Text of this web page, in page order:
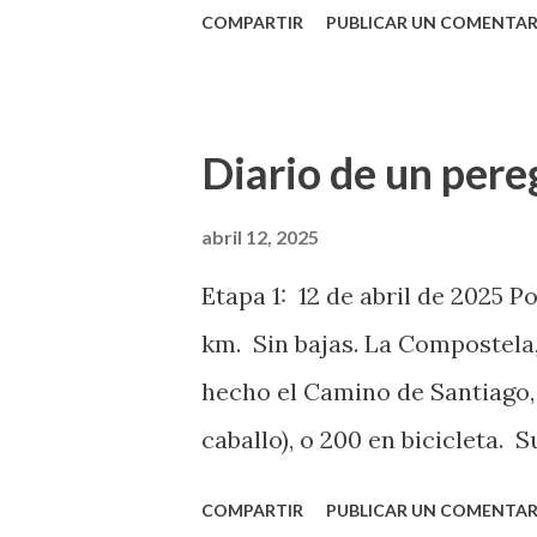
nacionalidades, y de algunas
igual que de muchos
un simpático catalán que me
sus viajes de jubilado en
rebasé en la ruta bromeaban
Creo que esta es una de las
COMPARTIR PUBLICAR UN
Diario de un
abril 12, 2025
Etapa 1: 12 de abril de 2025
km. Sin bajas. La
hecho el Camino de
caballo), o 200 en bicicleta.
COMPARTIR PUBLICAR UN